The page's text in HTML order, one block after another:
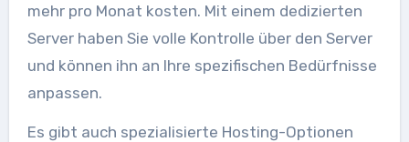
mehr pro Monat kosten. Mit einem dedizierten
Server haben Sie volle Kontrolle über den Server
und können ihn an Ihre spezifischen Bedürfnisse
anpassen.
Es gibt auch spezialisierte Hosting-Optionen